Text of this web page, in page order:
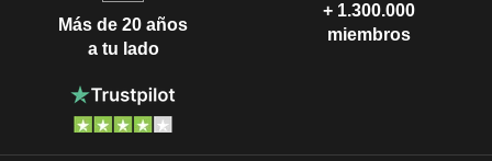
Más de 20 años
a tu lado
+ 1.300.000
miembros